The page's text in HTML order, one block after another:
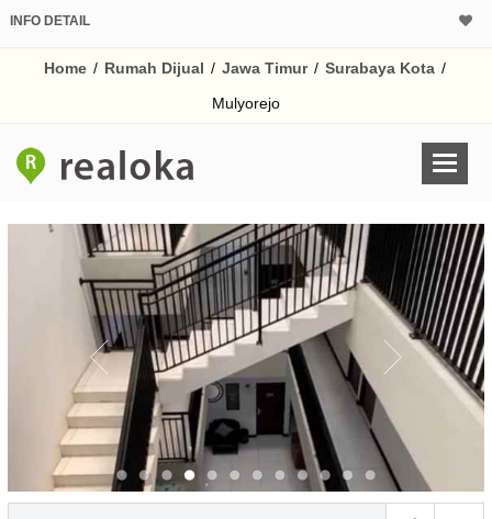
INFO DETAIL
Home / Rumah Dijual / Jawa Timur / Surabaya Kota /
Mulyorejo
Harga Rp
% /th
Untuk hasil simulasi
pada kotak-
Simpan